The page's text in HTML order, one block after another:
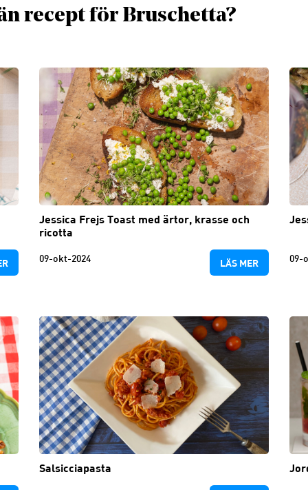
recept för Bruschetta?
Jessica Frejs Toast med ärtor, krasse och
ricotta
09-okt-2024 LÄS MER 09-
Salsicciapasta